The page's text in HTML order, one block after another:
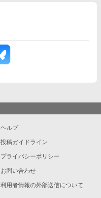
ヘルプ
投稿ガイドライン
プライバシーポリシー
お問い合わせ
利用者情報の外部送信について